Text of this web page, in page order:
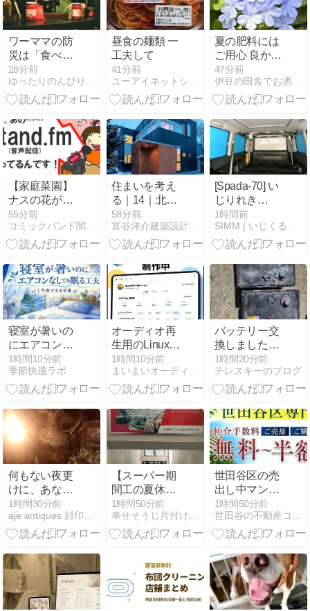
ですが･･･
ワーママの防
災は「食べな
がら備える」
が正解。非常
食を時短食に
28分前
ゆったりのんびりブログ | あわただしい中でも、ゆった…
昼食の麺類 一
工夫して
41分前
ユーアイネットショップ店長日記 とっておき情報
夏の肥料には
ご用心 良かれ
と思った液肥
が逆効果？
47分前
伊豆の田舎でお洒落に暮らす
【家庭菜園】
ナスの花が！
あのことわざ
ウソやんけ！
55分前
コミックバンド闇鍋 鍋汁研究室
住まいを考え
る｜14｜北海
道で暮らすと
いうこと。
58分前
富谷洋介建築設計【北海道札幌の一級建築士事務所】
[Spada-70] い
じりれき
2012/12-1
1時間前
SIMM | いじくるページ
寝室が暑いの
にエアコンな
しでも眠る工
夫｜今夜でき
る対策
1時間10分前
季節快適ラボ
オーディオ再
生用のLinuxを
本格的に作り
始めました
1時間10分前
まいまいオーディオ Blog - オーディオ ＆ PCパーツ
バッテリー交
換しました。
ｒ8.8.8の
439796ｋｍ
1時間20分前
テレスキーのブログ
何もない夜更
けに、あなた
を想う
1時間30分前
aje antiques 封印ポエム
【スーパー期
間工の夏休
み】はい、10
連休ですよ
1時間50分前
幸せそうじ片付け共創期間工派遣ブログ
世田谷区の売
出し中マンシ
ョンリストを
更新しました
1時間50分前
世田谷の不動産コンサルティング会社のブログ